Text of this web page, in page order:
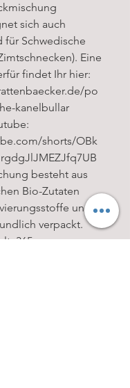
sich auch
für Schwedische
Eine
findet Ihr hier:
po
kanelbullar
shorts/OBk
besteht aus
Bio-Zutaten
und
verpackt.
365 g,